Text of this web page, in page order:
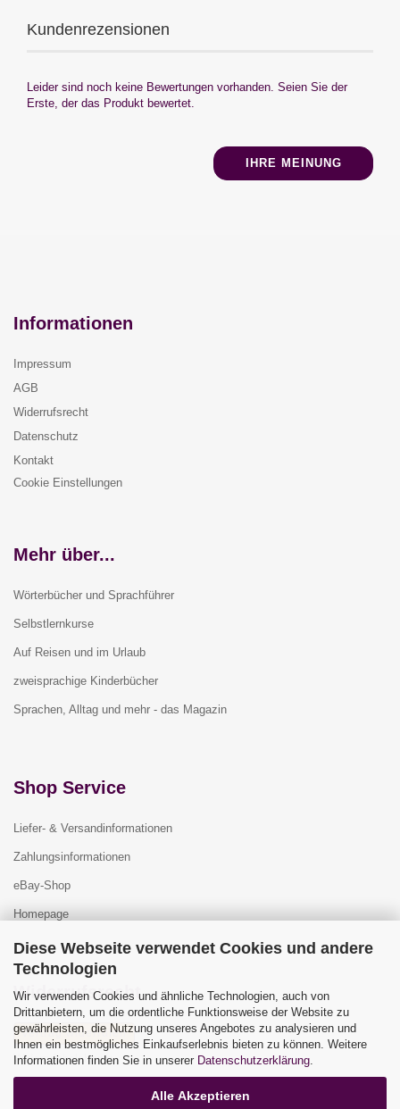
Diese Webseite verwendet Cookies und andere
Technologien
Wir verwenden Cookies und ähnliche Technologien, auch von
Drittanbietern, um die ordentliche Funktionsweise der Website zu
gewährleisten, die Nutzung unseres Angebotes zu analysieren und
Ihnen ein bestmögliches Einkaufserlebnis bieten zu können. Weitere
Informationen finden Sie in unserer Datenschutzerklärung
Alle Akzeptieren
Kundenrezensionen
Leider sind noch keine Bewertungen vorhanden. Seien Sie der
Erste, der das Produkt bewertet.
IHRE MEINUNG
Informationen
Impressum
AGB
Widerrufsrecht
Datenschutz
Kontakt
Cookie Einstellungen
Mehr über...
Wörterbücher und Sprachführer
Selbstlernkurse
Auf Reisen und im Urlaub
zweisprachige Kinderbücher
Sprachen, Alltag und mehr - das Magazin
Shop Service
Liefer- & Versandinformationen
Zahlungsinformationen
eBay-Shop
Homepage
Widerrufsrecht
Vertrag widerrufen
Widerrufsbelehrung